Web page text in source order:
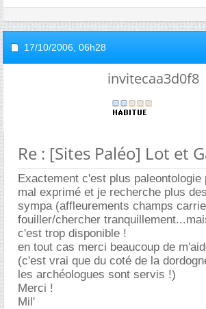
17/10/2006, 06h28
invitecaa3d0f8
Re : [Sites Paléo] Lot et
Exactement c'est plus paleontologie
mal exprimé et je recherche plus
sympa (affleurements champs
fouiller/chercher
c'est trop disponible !
en tout cas merci beaucoup de
(c'est vrai que du coté de la
les archéologues sont servis !)
Merci !
Mil'